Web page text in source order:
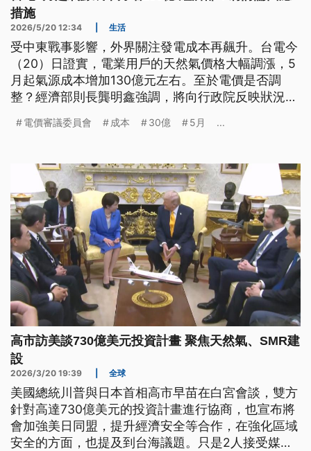
措施
2026/5/20 12:34 生活
受中東戰事影響，外界關注發電成本再飆升。台電今
（20）日證實，電業用戶的天然氣價格大幅調漲，5
月起氣源成本增加130億元左右。至於電價是否調
整？經濟部則長龔明鑫強調，將向行政院反映狀況，
能倒。
電價審議委員會 成本 30億 5月 ...
高市訪美談730億美元投資計畫 聚焦天然氣、SMR建
設
2026/3/20 19:39 全球
美國總統川普與日本首相高市早苗在白宮會談，雙方
針對高達730億美元的投資計畫進行協商，也宣布將
會加強美日同盟，提升經濟安全等合作，在強化區域
安全的方面，也提及到台海議題。只是2人接受媒體